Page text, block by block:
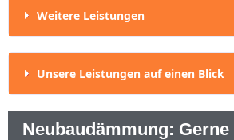
Weitere Leistungen
Unsere Leistungen auf einen Blick
Neubaudämmung: